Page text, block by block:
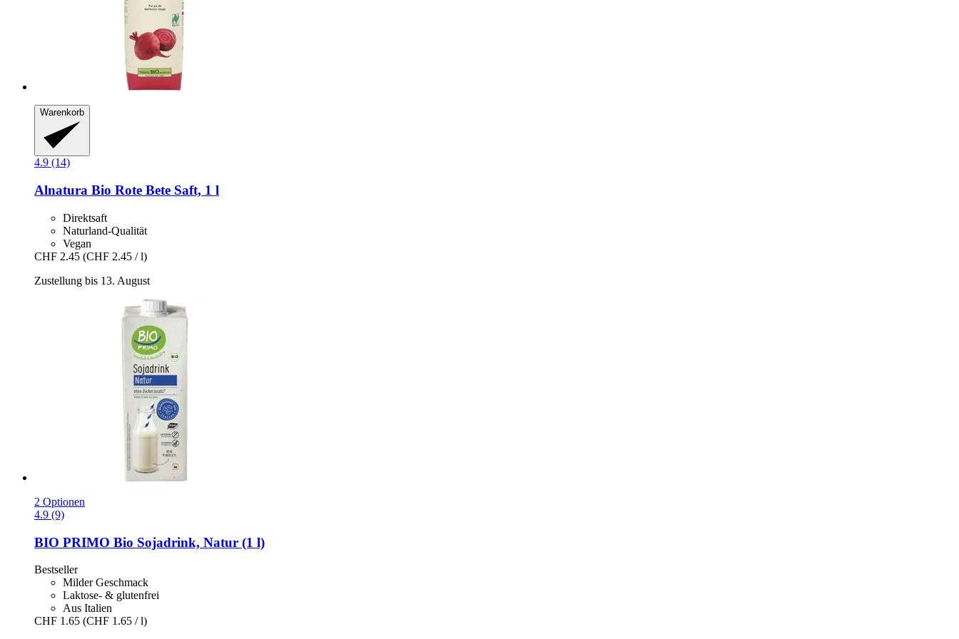
Warenkorb
4.9 (14)
Alnatura Bio Rote Bete Saft, 1 l
Direktsaft
Naturland-Qualität
Vegan
CHF 2.45 (CHF 2.45 / l)
Zustellung bis 13. August
2 Optionen
4.9 (9)
BIO PRIMO Bio Sojadrink, Natur (1 l)
Bestseller
Milder Geschmack
Laktose- & glutenfrei
Aus Italien
CHF 1.65 (CHF 1.65 / l)